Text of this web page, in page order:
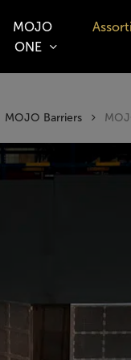
MOJO
ONE
MOJO Barriers